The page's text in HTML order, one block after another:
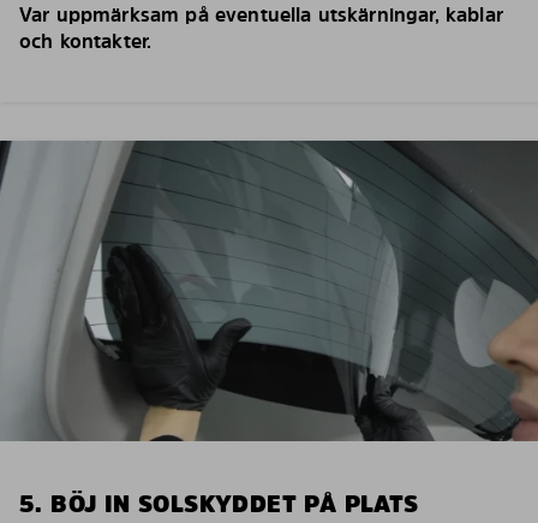
Var uppmärksam på eventuella utskärningar, kablar
och kontakter.
5. BÖJ IN SOLSKYDDET PÅ PLATS